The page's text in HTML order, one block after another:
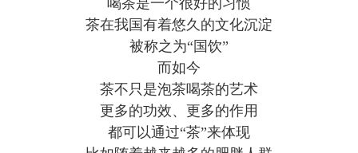
茶在我国有着悠久的文化沉淀
被称之为“国饮”
而如今
茶不只是泡茶喝茶的艺术
更多的功效、更多的作用
都可以通过“茶”来体现